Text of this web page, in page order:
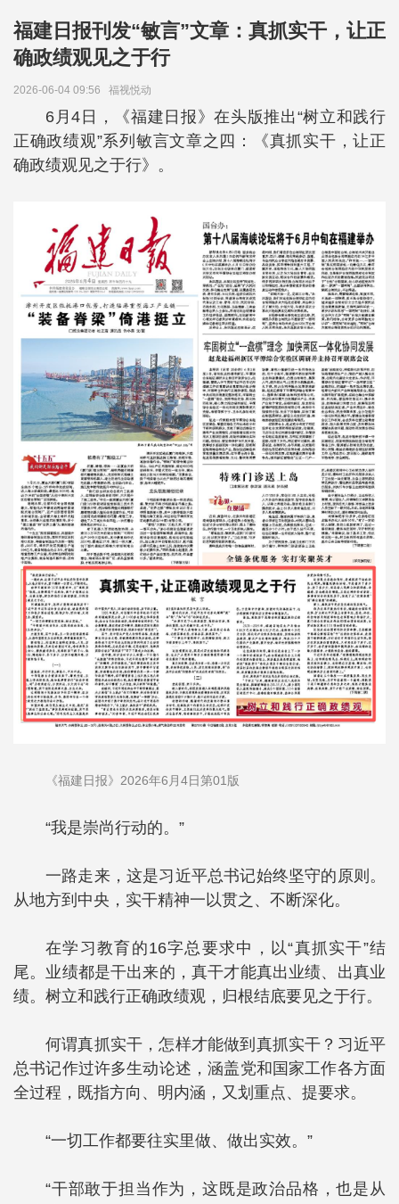
福建日报刊发“敏言”文章：真抓实干，让正
确政绩观见之于行
2026-06-04 09:56 福视悦动
6月4日，《福建日报》在头版推出“树立和践行
正确政绩观”系列敏言文章之四：《真抓实干，让正
确政绩观见之于行》。
《福建日报》2026年6月4日第01版
“我是崇尚行动的。”
一路走来，这是习近平总书记始终坚守的原则。
从地方到中央，实干精神一以贯之、不断深化。
在学习教育的16字总要求中，以“真抓实干”结
尾。业绩都是干出来的，真干才能真出业绩、出真业
绩。树立和践行正确政绩观，归根结底要见之于行。
何谓真抓实干，怎样才能做到真抓实干？习近平
总书记作过许多生动论述，涵盖党和国家工作各方面
全过程，既指方向、明内涵，又划重点、提要求。
“一切工作都要往实里做、做出实效。”
“干部敢于担当作为，这既是政治品格，也是从